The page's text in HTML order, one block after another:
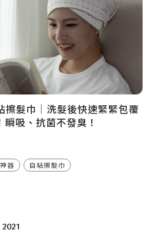
擦髮巾｜洗髮後快速緊緊包覆
吸、抗菌不發臭！
器 自粘擦髮巾